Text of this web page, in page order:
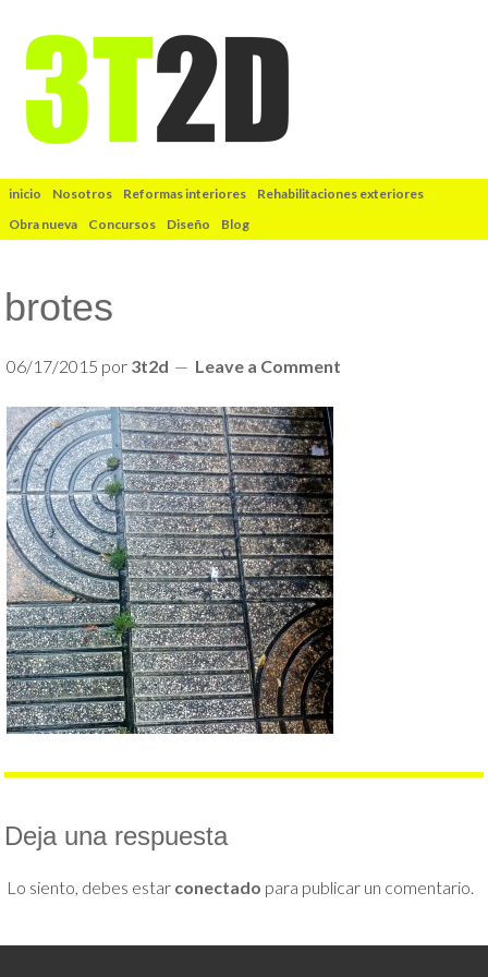
inicio Nosotros Reformas interiores
Rehabilitaciones exteriores
Obra nueva
Concursos Diseño Blog
brotes
06/17/2015 por 3t2d Leave a Comment
Deja una respuesta
Lo siento, debes estar conectado para publicar un comentario.